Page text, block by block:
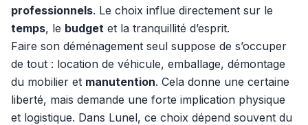
professionnels. Le choix influe directement sur le
temps, le budget et la tranquillité d’esprit.
Faire son déménagement seul suppose de s’occuper
de tout : location de véhicule, emballage, démontage
du mobilier et manutention. Cela donne une certaine
liberté, mais demande une forte implication physique
et logistique. Dans Lunel, ce choix dépend souvent du